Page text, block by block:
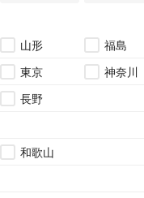
山形 福島
東京 神奈川
長野
和歌山